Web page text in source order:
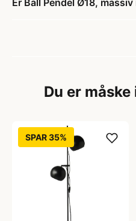
Er Ball Pendel Ø18,
Du er
SPAR 35%